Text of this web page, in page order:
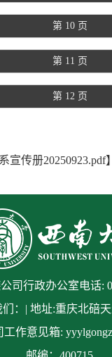
第 10 页
第 11 页
第 12 页
第 14 页
第 16 页
第 18 页
宣传册20250923.pdf】
司行政办公室电话:
：| 地址:重庆北碚
作意见箱: